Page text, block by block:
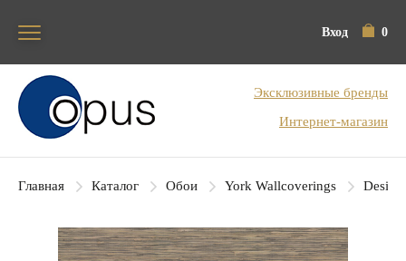
Вход 0
Блок поиска
Эксклюзивные бренды
Интернет-магазин
Главная Каталог Обои York Wallcoverings